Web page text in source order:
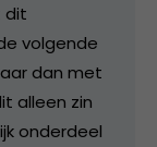
dit
volgende
dan met
alleen zin
onderdeel